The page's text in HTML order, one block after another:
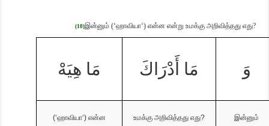
(10)இன்னும் (‘ஹாவியா‘) என்ன என்று உமக்கு அறிவித்தது எது?
مَا هِيَهْ مَا أَدْرَاكَ وَ
(‘ஹாவியா‘) என்ன உமக்கு அறிவித்தது எது? இன்னும்